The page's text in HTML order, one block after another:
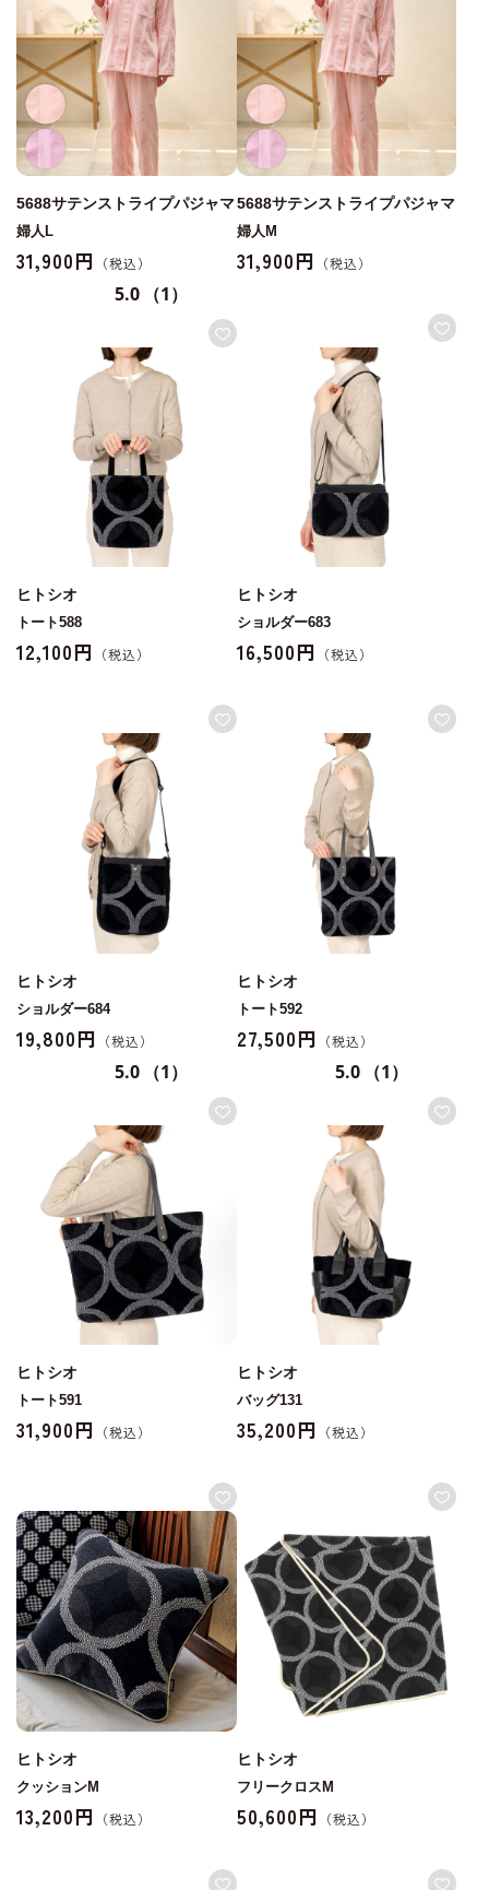
5688サテンストライプパジャマ
婦人L
31,900円
5.0 （1）
5688サテンストライプパジャマ
婦人M
31,900円
ヒトシオ
トート588
12,100円
ヒトシオ
ショルダー683
16,500円
ヒトシオ
ショルダー684
19,800円
5.0 （1）
ヒトシオ
トート592
27,500円
5.0 （1）
ヒトシオ
トート591
31,900円
ヒトシオ
バッグ131
35,200円
ヒトシオ
クッションM
13,200円
ヒトシオ
フリークロスM
50,600円